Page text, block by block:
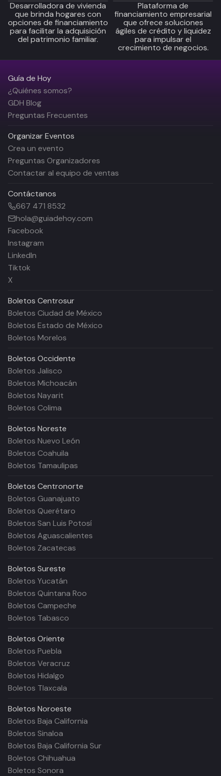
Desarrolladora de vivienda
que brinda hogares con
opciones de financiamiento
para facilitar la adquisición
del patrimonio familiar.
Plataforma de
financiamiento empresarial
que ofrece soluciones
ágiles de crédito y liquidez
para impulsar el
crecimiento de negocios.
Guía de Hoy
¿Quiénes somos?
GDH Blog
Preguntas Frecuentes
Organizar Eventos
Crea un evento
Preguntas Organizadores
Contactar al equipo de ventas
Contáctanos
667 471 8532
hola@guiadehoy.com
Facebook
Instagram
LinkedIn
Tiktok
X
Boletos Centrosur
Boletos Ciudad de México
Boletos Estado de México
Boletos Morelos
Boletos Occidente
Boletos Jalisco
Boletos Michoacán
Boletos Nayarit
Boletos Colima
Boletos Noreste
Boletos Nuevo León
Boletos Coahuila
Boletos Tamaulipas
Boletos Centronorte
Boletos Guanajuato
Boletos Querétaro
Boletos San Luis Potosí
Boletos Aguascalientes
Boletos Zacatecas
Boletos Sureste
Boletos Yucatán
Boletos Quintana Roo
Boletos Campeche
Boletos Tabasco
Boletos Oriente
Boletos Puebla
Boletos Veracruz
Boletos Hidalgo
Boletos Tlaxcala
Boletos Noroeste
Boletos Baja California
Boletos Sinaloa
Boletos Baja California Sur
Boletos Chihuahua
Boletos Sonora